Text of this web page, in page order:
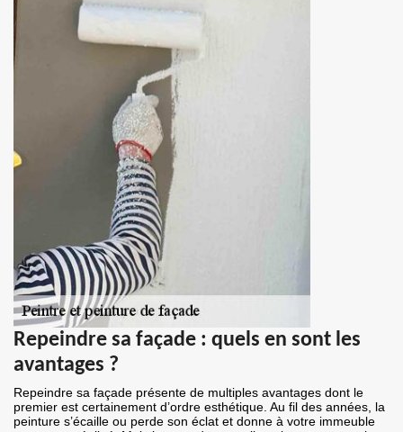
Repeindre sa façade : quels en sont les
avantages ?
Repeindre sa façade présente de multiples avantages dont le
premier est certainement d’ordre esthétique. Au fil des années, la
peinture s’écaille ou perde son éclat et donne à votre immeuble